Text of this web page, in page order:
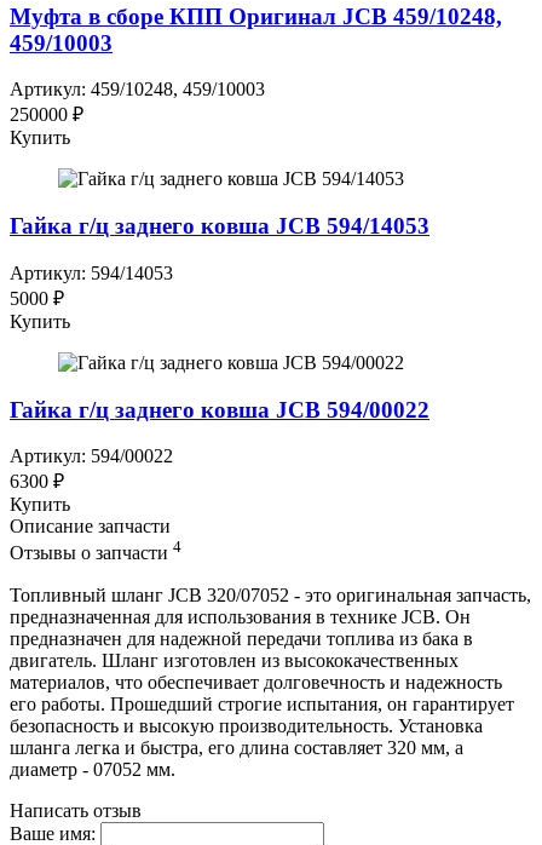
Муфта в сборе КПП Оригинал JCB 459/10248,
459/10003
Артикул: 459/10248, 459/10003
250000 ₽
Купить
Гайка г/ц заднего ковша JCB 594/14053
Артикул: 594/14053
5000 ₽
Купить
Гайка г/ц заднего ковша JCB 594/00022
Артикул: 594/00022
6300 ₽
Купить
Описание запчасти
Отзывы о запчасти 4
Топливный шланг JCB 320/07052 - это оригинальная запчасть,
предназначенная для использования в технике JCB. Он
предназначен для надежной передачи топлива из бака в
двигатель. Шланг изготовлен из высококачественных
материалов, что обеспечивает долговечность и надежность
его работы. Прошедший строгие испытания, он гарантирует
безопасность и высокую производительность. Установка
шланга легка и быстра, его длина составляет 320 мм, а
диаметр - 07052 мм.
Написать отзыв
Ваше имя: